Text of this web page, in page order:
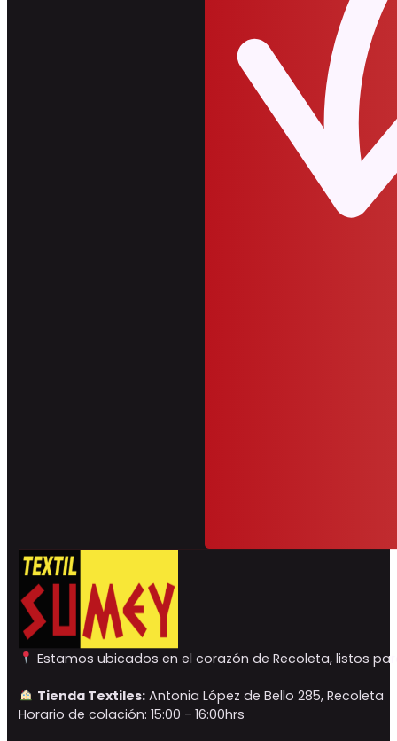
Estamos ubicados en el corazón de Recoleta, listos
Tienda Textiles:Antonia López de Bello 285, Recoleta
Horario de colación: 15:00 - 16:00hrs